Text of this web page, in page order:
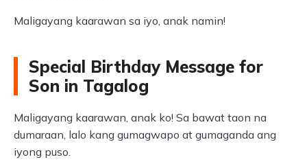
Maligayang kaarawan sa iyo, anak namin!
Special Birthday Message for
Son in Tagalog
Maligayang kaarawan, anak ko! Sa bawat taon na
dumaraan, lalo kang gumagwapo at gumaganda ang
iyong puso.